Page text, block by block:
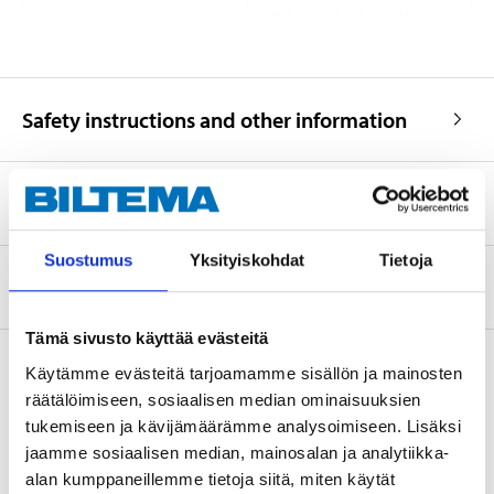
Suostumus Yksityiskohdat Tietoja
Tämä sivusto käyttää evästeitä
Käytämme evästeitä tarjoamamme sisällön ja mainosten
räätälöimiseen, sosiaalisen median ominaisuuksien
tukemiseen ja kävijämäärämme analysoimiseen. Lisäksi
jaamme sosiaalisen median, mainosalan ja analytiikka-
alan kumppaneillemme tietoja siitä, miten käytät
Front brakes mm
Rear brakes Hydraulic Disc Brakes, 160
Drive gear
Cassette
11-speed
Chain
KMC
Rim
Tyres
27,5 x 2,25″/57-584 mm
Saddle
Saddle post
27,2 mm, 350 mm
Safety instructions and other information
Spare parts
About the manufacturer
Accessories